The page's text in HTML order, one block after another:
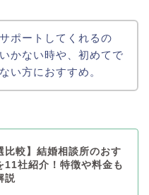
ポートしてくれるの
かない時や、初めてで
い方におすすめ。
比較】結婚相談所のおす
11社紹介！特徴や料金も
説